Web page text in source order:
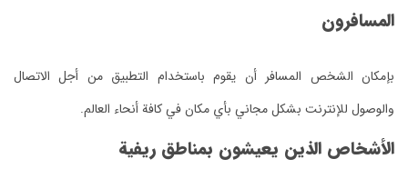
المسافرون
بإمكان الشخص المسافر أن يقوم باستخدام التطبيق من أجل الاتصال
والوصول للإنترنت بشكل مجاني بأي مكان في كافة أنحاء العالم.
الأشخاص الذين يعيشون بمناطق ريفية